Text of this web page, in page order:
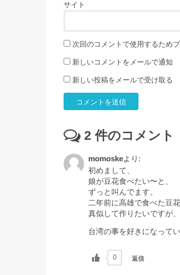
サイト
次回のコメントで使用するため
新しいコメントをメールで通知
新しい投稿をメールで受け取る
2 件のコメント
momoskeより:
初めまして、
娘が豆花食べたい〜と、
ずっと叫んでます。
二年前に高雄で食べた豆
真似して作りたいですが
台湾の事を好きになって
0 返信